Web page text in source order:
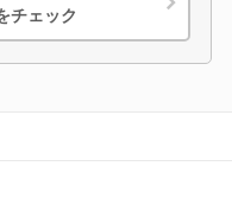
チェック